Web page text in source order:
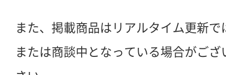
また、掲載商品はリアルタイム更新
または商談中となっている場合がご